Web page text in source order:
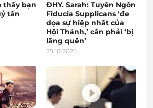
thấy bạn
tấn
ĐHY. Sarah: Tuyên Ngôn
Fiducia Supplicans ‘đe
dọa sự hiệp nhất của
Hội Thánh,’ cần phải ‘bị
lãng quên’
25.10.2025